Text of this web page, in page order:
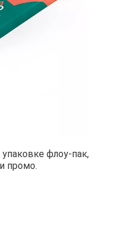
флоу-пак
флоу-пак,
промо.